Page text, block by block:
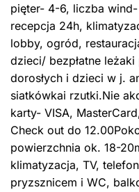
pięter- 4-6, liczba
recepcja 24h,
lobby, ogród,
dzieci/ bezpłatne
dorosłych i dzieci w j.
siatkówkai rzutki.Nie
karty- VISA,
Check out do
powierzchnia ok. 18-
klimatyzacja, TV,
pryzsznicem i WC,